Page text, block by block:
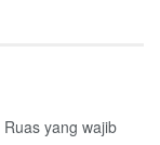
Ruas yang wajib